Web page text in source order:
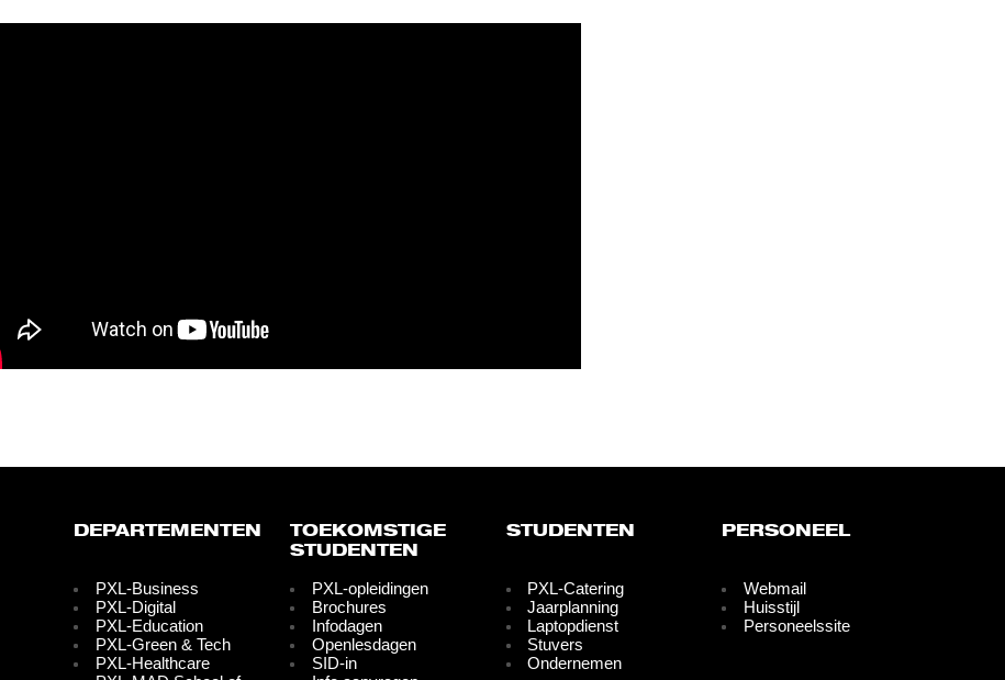
DEPARTEMENTEN
PXL-Business
PXL-Digital
PXL-Education
PXL-Green & Tech
PXL-Healthcare
TOEKOMSTIGE
STUDENTEN
PXL-opleidingen
Brochures
Infodagen
Openlesdagen
SID-in
STUDENTEN
PXL-Catering
Jaarplanning
Laptopdienst
Stuvers
Ondernemen
PERSONEEL
Webmail
Huisstijl
Personeelssite